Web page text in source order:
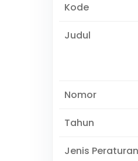
Kode
Judul
Nomor
Tahun
Jenis Peraturan